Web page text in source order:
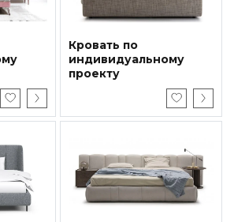
Кровать по
индивидуальному
проекту